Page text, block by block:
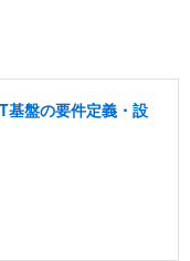
基盤の要件定義・設